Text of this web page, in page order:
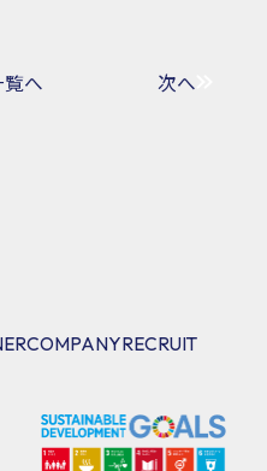
へ 次へ
COMPANYRECRUIT